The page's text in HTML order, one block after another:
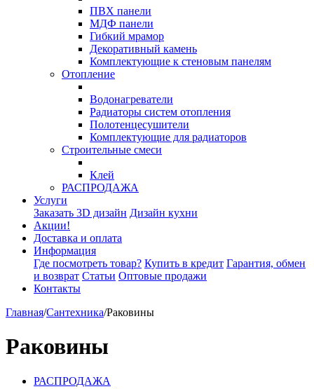
ПВХ панели
МДФ панели
Гибкий мрамор
Декоративный камень
Комплектующие к стеновым панелям
Отопление
Водонагреватели
Радиаторы систем отопления
Полотенцесушители
Комплектующие для радиаторов
Строительные смеси
Клей
РАСПРОДАЖА
Услуги
Заказать 3D дизайн Дизайн кухни
Акции!
Доставка и оплата
Информация
Где посмотреть товар? Купить в кредит Гарантия, обмен
и возврат Статьи Оптовые продажи
Контакты
Главная/Сантехника/Раковины
Раковины
РАСПРОДАЖА